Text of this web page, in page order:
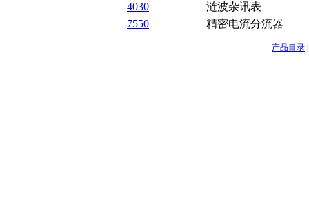
4030
涟波杂讯表
7550
精密电流分流器
产品目录